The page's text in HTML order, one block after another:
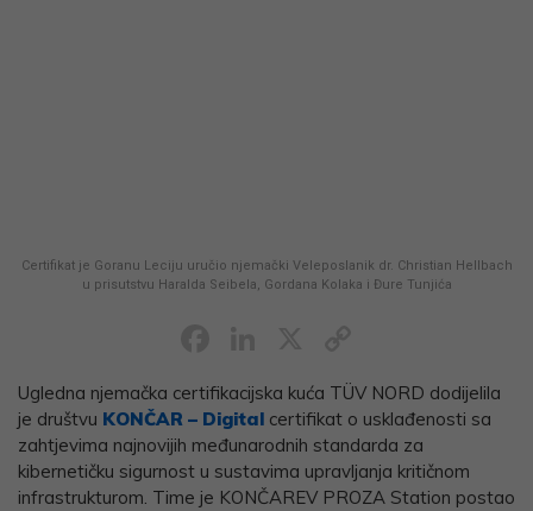
Certifikat je Goranu Leciju uručio njemački Veleposlanik dr. Christian Hellbach
u prisutstvu Haralda Seibela, Gordana Kolaka i Đure Tunjića
Link
Ugledna njemačka certifikacijska kuća TÜV NORD dodijelila
je društvu KONČAR – Digital certifikat o usklađenosti sa
zahtjevima najnovijih međunarodnih standarda za
kibernetičku sigurnost u sustavima upravljanja kritičnom
infrastrukturom. Time je KONČAREV PROZA Station postao